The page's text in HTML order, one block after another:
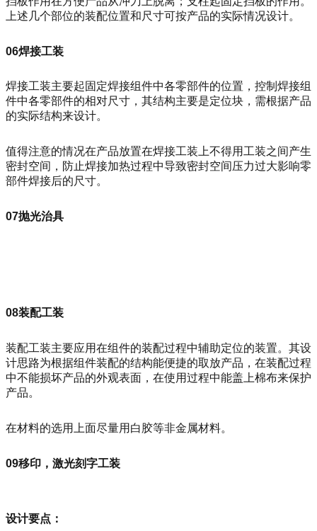
上述几个部位的装配位置和尺寸可按产品的实际情况设计。
06焊接工装
焊接工装主要起固定焊接组件中各零部件的位置，控制焊接组
件中各零部件的相对尺寸，其结构主要是定位块，需根据产品
的实际结构来设计。
值得注意的情况在产品放置在焊接工装上不得用工装之间产生
密封空间，防止焊接加热过程中导致密封空间压力过大影响零
部件焊接后的尺寸。
07抛光治具
08装配工装
装配工装主要应用在组件的装配过程中辅助定位的装置。其设
计思路为根据组件装配的结构能便捷的取放产品，在装配过程
中不能损坏产品的外观表面，在使用过程中能盖上棉布来保护
产品。
在材料的选用上面尽量用白胶等非金属材料。
09移印，激光刻字工装
设计要点：